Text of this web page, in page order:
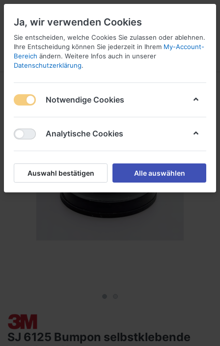
Menü Anmelden Vergleichen Wunschliste
1
SJ 6125 Bumpon selbstklebende
Ja, wir verwenden Cookies
Sie entscheiden, welche Cookies Sie zulassen oder ablehnen.
Ihre Entscheidung können Sie jederzeit in Ihrem My-Account-
Bereich ändern. Weitere Infos auch in unserer
Datenschutzerklärung.
Notwendige Cookies
Analytische Cookies
Auswahl bestätigen Alle auswählen